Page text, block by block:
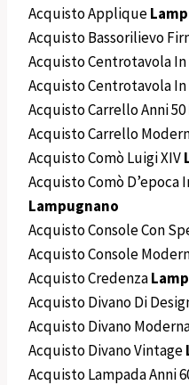
Acquisto Applique
Acquisto Bassorilievo
Acquisto Centrotavola In
Acquisto Centrotavola
Acquisto Carrello Anni 50
Acquisto Carrello
Acquisto Comò Luigi XIV
Acquisto Comò D’epoca
Lampugnano
Acquisto Console Con
Acquisto Console
Acquisto Credenza
Acquisto Divano Di
Acquisto Divano
Acquisto Divano Vintage
Acquisto Lampada Anni